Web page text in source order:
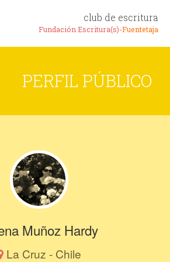
club de escritura
Fundación Escritura(s)-Fuentetaja
PERFIL PÚBLICO
Muñoz Hardy
La Cruz - Chile